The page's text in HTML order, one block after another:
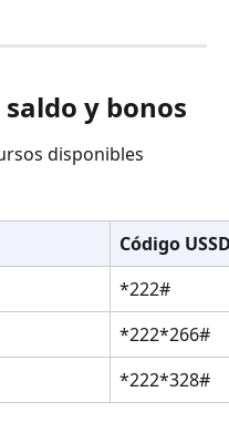
y bonos
disponibles
Código
*222#
*222*266#
*222*328#